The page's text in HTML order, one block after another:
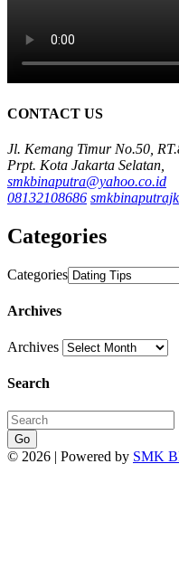
CONTACT US
Jl. Kemang Timur No.50,
Prpt. Kota Jakarta Selatan,
smkbinaputra@yahoo.co.id
08132108686
Categories
Categories
Archives
Archives
Search
Go
© 2026 | Powered by SMK